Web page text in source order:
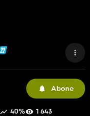
Abone
40% 1 643